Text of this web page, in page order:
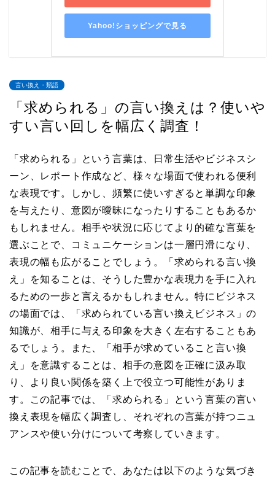
Yahoo!ショッピングで見る
言い換え・類語
「求められる」の言い換えは？使いや
すい言い回しを幅広く調査！
「求められる」という言葉は、日常生活やビジネスシ
ーン、レポート作成など、様々な場面で使われる便利
な表現です。しかし、頻繁に使いすぎると単調な印象
を与えたり、意図が曖昧になったりすることもあるか
もしれません。相手や状況に応じてより的確な言葉を
選ぶことで、コミュニケーションは一層円滑になり、
表現の幅も広がることでしょう。「求められる言い換
え」を知ることは、そうした豊かな表現力を手に入れ
るための一歩と言えるかもしれません。特にビジネス
の場面では、「求められている言い換えビジネス」の
知識が、相手に与える印象を大きく左右することもあ
るでしょう。また、「相手が求めていること言い換
え」を意識することは、相手の意図を正確に汲み取
り、より良い関係を築く上で役立つ可能性がありま
す。この記事では、「求められる」という言葉の言い
換え表現を幅広く調査し、それぞれの言葉が持つニュ
アンスや使い分けについて考察していきます。
この記事を読むことで、あなたは以下のような気づき